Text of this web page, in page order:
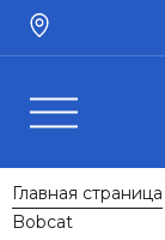
Главная страница
Bobcat